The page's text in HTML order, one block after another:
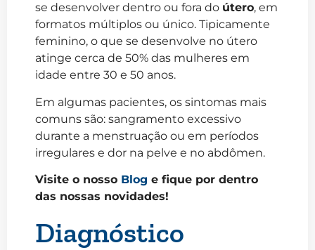
se desenvolver dentro ou fora do útero, em
formatos múltiplos ou único. Tipicamente
feminino, o que se desenvolve no útero
atinge cerca de 50% das mulheres em
idade entre 30 e 50 anos.
Em algumas pacientes, os sintomas mais
comuns são: sangramento excessivo
durante a menstruação ou em períodos
irregulares e dor na pelve e no abdômen.
Visite o nosso Blog e fique por dentro
das nossas novidades!
Diagnóstico